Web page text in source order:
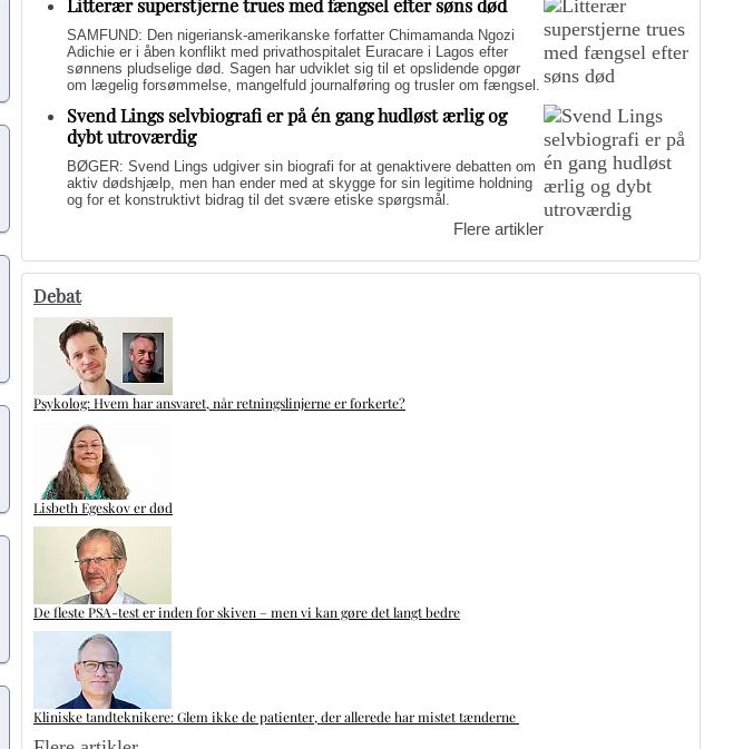
Litterær superstjerne trues med fængsel efter søns død
SAMFUND: Den nigeriansk-amerikanske forfatter Chimamanda Ngozi
Adichie er i åben konflikt med privathospitalet Euracare i Lagos efter
sønnens pludselige død. Sagen har udviklet sig til et opslidende opgør
om lægelig forsømmelse, mangelfuld journalføring og trusler om fængsel.
Svend Lings selvbiografi er på én gang hudløst ærlig og
dybt utroværdig
BØGER: Svend Lings udgiver sin biografi for at genaktivere debatten om
aktiv dødshjælp, men han ender med at skygge for sin legitime holdning
og for et konstruktivt bidrag til det svære etiske spørgsmål.
Flere artikler
Debat
Psykolog: Hvem har ansvaret, når retningslinjerne er forkerte?
Lisbeth Egeskov er død
De fleste PSA-test er inden for skiven – men vi kan gøre det langt bedre
Kliniske tandteknikere: Glem ikke de patienter, der allerede har mistet tænderne